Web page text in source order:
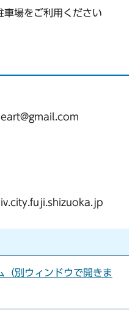
車場をご利用ください
（別ウィンドウで開きま